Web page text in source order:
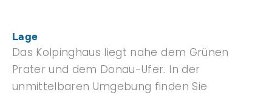
Lage
Das Kolpinghaus liegt nahe dem Grünen
Prater und dem Donau-Ufer. In der
unmittelbaren Umgebung finden Sie